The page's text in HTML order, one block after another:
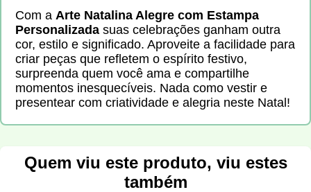
Com a Arte Natalina Alegre com Estampa
Personalizada suas celebrações ganham outra
cor, estilo e significado. Aproveite a facilidade para
criar peças que refletem o espírito festivo,
surpreenda quem você ama e compartilhe
momentos inesquecíveis. Nada como vestir e
presentear com criatividade e alegria neste Natal!
Quem viu este produto, viu estes
também